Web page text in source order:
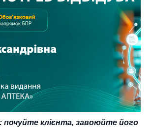
почуйте клієнта, завоюйте його